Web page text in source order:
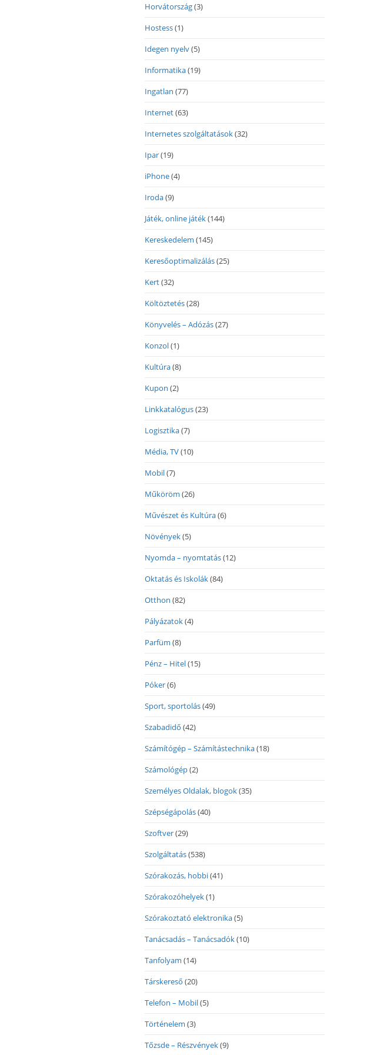
Horvátország(3)
Hostess(1)
Idegen nyelv(5)
Informatika(19)
Ingatlan (77)
Internet(63)
Internetes szolgáltatások(32)
Ipar(19)
iPhone(4)
Iroda(9)
Játék, online játék(144)
Kereskedelem (145)
Keresőoptimalizálás(25)
Kert(32)
Költöztetés(28)
Könyvelés – Adózás(27)
Konzol(1)
Kultúra(8)
Kupon (2)
Linkkatalógus(23)
Logisztika(7)
Média, TV(10)
Mobil(7)
Műköröm (26)
Művészet és Kultúra(6)
Növények(5)
Nyomda – nyomtatás(12)
Oktatás és Iskolák(84)
Otthon (82)
Pályázatok(4)
Parfüm (8)
Pénz – Hitel(15)
Póker(6)
Sport, sportolás(49)
Szabadidő (42)
Számítógép – Számítástechnika(18)
Számológép(2)
Személyes Oldalak, blogok(35)
Szépségápolás(40)
Szoftver(29)
Szolgáltatás(538)
Szórakozás, hobbi(41)
Szórakozóhelyek(1)
Szórakoztató elektronika(5)
Tanácsadás – Tanácsadók(10)
Tanfolyam (14)
Társkereső (20)
Telefon – Mobil(5)
Történelem (3)
Tőzsde – Részvények(9)